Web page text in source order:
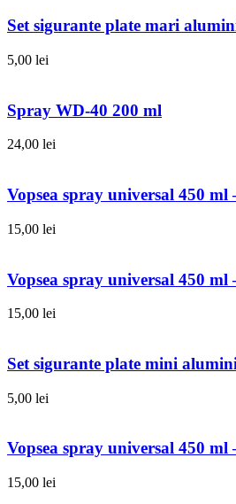
Set sigurante plate mari
5,00 lei
Spray WD-40 200 ml
24,00 lei
Vopsea spray universal 450 ml
15,00 lei
Vopsea spray universal 450 ml
15,00 lei
Set sigurante plate mini
5,00 lei
Vopsea spray universal 450 ml
15,00 lei